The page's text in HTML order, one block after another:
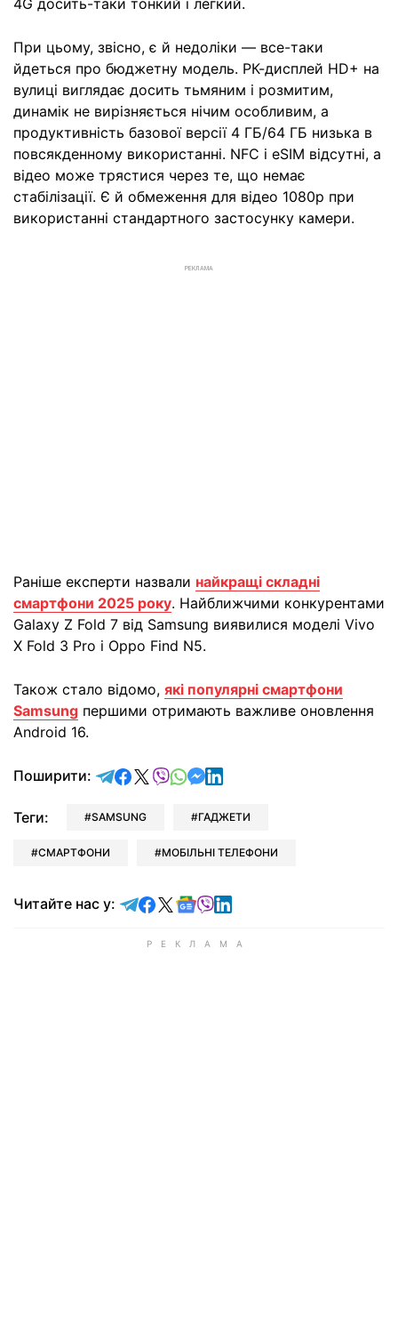
При цьому, звісно, є й недоліки — все-таки
йдеться про бюджетну модель. РК-дисплей HD+ на
вулиці виглядає досить тьмяним і розмитим,
динамік не вирізняється нічим особливим, а
продуктивність базової версії 4 ГБ/64 ГБ низька в
повсякденному використанні. NFC і eSIM відсутні, а
відео може трястися через те, що немає
стабілізації. Є й обмеження для відео 1080p при
використанні стандартного застосунку камери.
РЕКЛАМА
Раніше експерти назвали найкращі складні
смартфони 2025 року. Найближчими конкурентами
Galaxy Z Fold 7 від Samsung виявилися моделі Vivo
X Fold 3 Pro і Oppo Find N5.
Також стало відомо, які популярні смартфони
Samsung першими отримають важливе оновлення
Android 16.
Поширити: відправити у Telegram
поділитись у Facebook
поділитись у X
відправити у Viber
відправити у Whatsapp
відправити у Messenger
відправити у LinkedIn
Теги: SAMSUNG ГАДЖЕТИ
СМАРТФОНИ МОБІЛЬНІ ТЕЛЕФОНИ
Читайте нас у: Читайте у Telegram
Читайте у Facebook
Читайте у X
Читайте у Google news
Читайте у Viber
Читайте у LinkedIn